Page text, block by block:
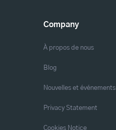
Company
À propos de nous
Blog
Nouvelles et événements
Privacy Statement
Cookies Notice